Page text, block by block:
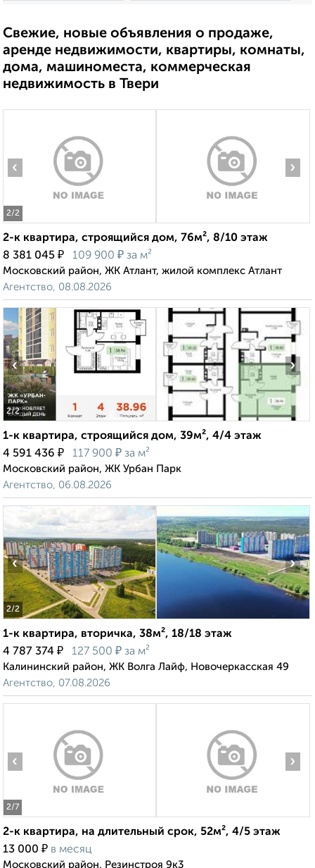
Свежие, новые объявления о продаже,
аренде недвижимости, квартиры, комнаты,
дома, машиноместа, коммерческая
недвижимость в Твери
2/2
‹ ›
2-к квартира, строящийся дом, 76м², 8/10 этаж
8 381 045 ₽ 109 900 ₽ за м²
Московский район, ЖК Атлант, жилой комплекс Атлант
Агентство, 08.08.2026
2/2
‹ ›
1-к квартира, строящийся дом, 39м², 4/4 этаж
4 591 436 ₽ 117 900 ₽ за м²
Московский район, ЖК Урбан Парк
Агентство, 06.08.2026
2/2
‹ ›
1-к квартира, вторичка, 38м², 18/18 этаж
4 787 374 ₽ 127 500 ₽ за м²
Калининский район, ЖК Волга Лайф, Новочеркасская 49
Агентство, 07.08.2026
2/7
‹ ›
2-к квартира, на длительный срок, 52м², 4/5 этаж
13 000 ₽ в месяц
Московский район, Резинстроя 9к3